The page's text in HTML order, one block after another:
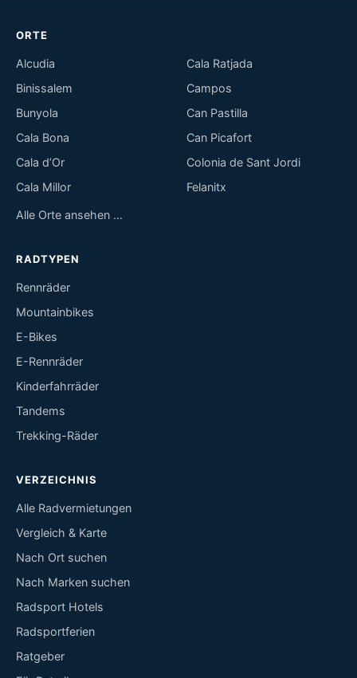
ORTE
Alcudia
Binissalem
Bunyola
Cala Bona
Cala d’Or
Cala Millor
Cala Ratjada
Campos
Can Pastilla
Can Picafort
Colonia de Sant Jordi
Felanitx
Alle Orte ansehen …
RADTYPEN
Rennräder
Mountainbikes
E-Bikes
E-Rennräder
Kinderfahrräder
Tandems
Trekking-Räder
VERZEICHNIS
Alle Radvermietungen
Vergleich & Karte
Nach Ort suchen
Nach Marken suchen
Radsport Hotels
Radsportferien
Ratgeber